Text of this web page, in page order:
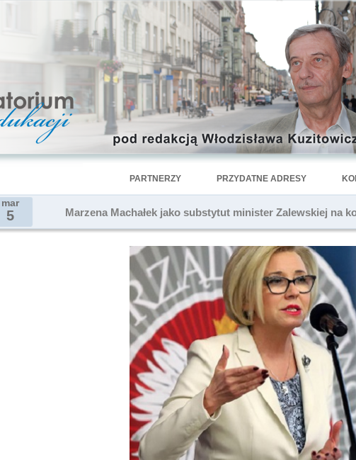
PARTNERZY PRZYDATNE ADRESY
mar
5 Marzena Machałek jako substytut minister Zalewskiej na